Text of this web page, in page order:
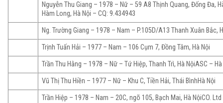
Nguyễn Thu Giang – 1978 – Nữ – 59 A8 Thịnh Quang, Đống Đa,
Hàm Long, Hà Nội – CQ: 9.434943
Ng. Trường Giang – 1978 – Nam – P.105D/A13 Thanh Xuân Bắc,
Trịnh Tuấn Hải – 1977 – Nam – 106 Cụm 7, Đồng Tâm, Hà Nội
Trần Thu Hằng – 1978 – Nữ – Tứ Hiệp, Thanh Trì, Hà NộiASC –
Vũ Thị Thu Hiền – 1977 – Nữ – Khu C, Tiền Hải, Thái BìnhHà Nội
Trần Hiệp – 1978 – Nam – 20C, ngõ 105, Bạch Mai, Hà NộiCO.